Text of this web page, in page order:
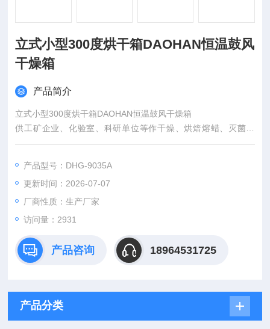
立式小型300度烘干箱DAOHAN恒温鼓风
干燥箱
产品简介
立式小型300度烘干箱DAOHAN恒温鼓风干燥箱
供工矿企业、化验室、科研单位等作干燥、烘焙熔蜡、灭菌作
用，高温老化测试等，采用具有控温保护、数字显示的微电脑温
产品型号：DHG-9035A
更新时间：2026-07-07
厂商性质：生产厂家
访问量：2931
产品咨询 18964531725
产品分类